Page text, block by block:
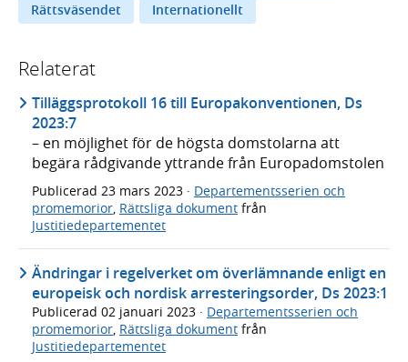
Rättsväsendet
Internationellt
Relaterat
Tilläggsprotokoll 16 till Europakonventionen, Ds
2023:7
– en möjlighet för de högsta domstolarna att
begära rådgivande yttrande från Europadomstolen
Publicerad 23 mars 2023 · Departementsserien och
promemorior, Rättsliga dokument från
Justitiedepartementet
Ändringar i regel­verket om över­läm­nande enligt en
euro­peisk och nordisk arresterings­order, Ds 2023:1
Publicerad 02 januari 2023 · Departementsserien och
promemorior, Rättsliga dokument från
Justitiedepartementet